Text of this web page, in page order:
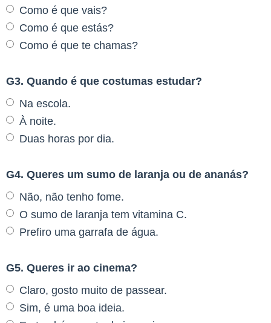
Como é que vais?
Como é que estás?
Como é que te chamas?
G3. Quando é que costumas estudar?
Na escola.
À noite.
Duas horas por dia.
G4. Queres um sumo de laranja ou de ananás?
Não, não tenho fome.
O sumo de laranja tem vitamina C.
Prefiro uma garrafa de água.
G5. Queres ir ao cinema?
Claro, gosto muito de passear.
Sim, é uma boa ideia.